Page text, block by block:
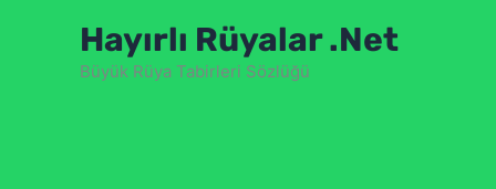
Hayırlı Rüyalar .Net
Büyük Rüya Tabirleri Sözlüğü